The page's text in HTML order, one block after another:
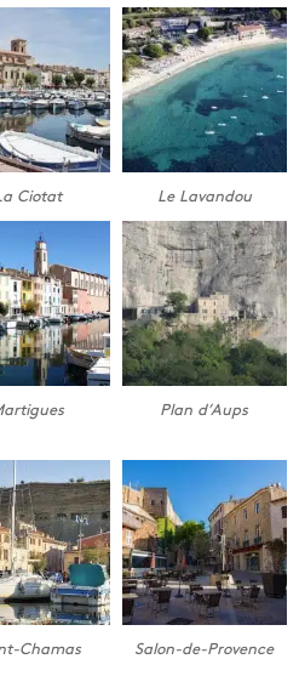
Ciotat Le Lavandou
Plan d’Aups
Chamas Salon-de-Provence